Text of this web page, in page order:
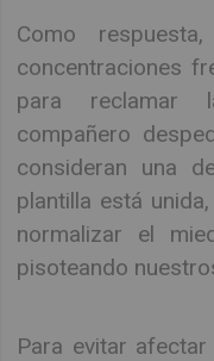
Como
concentraciones
para reclamar
compañero
consideran una
plantilla está
normalizar el
pisoteando
Para evitar